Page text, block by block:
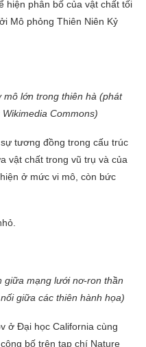
hiện phân bố của vật chất tối
Mô phỏng Thiên Niên Kỷ
lớn trong thiên hà (phát
Commons)
tương đồng trong cấu trúc
vật chất trong vũ trụ và của
ở mức vi mô, còn bức
giữa mạng lưới nơ-ron thần
giữa các thiên hành họa)
ở Đại học California cùng
bố trên tạp chí Nature